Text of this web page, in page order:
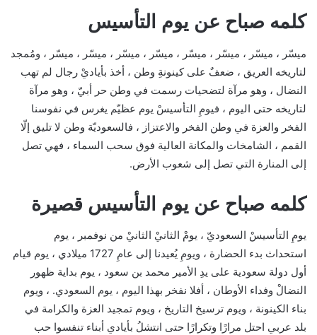
كلمه صباح عن يوم التأسيس
ميسّر ، ميسّر ، ميسّر ، ميسّر ، ميسّر ، ميسّر ، ميسّر ، ميسّر ، ومُمجد
لتاريخه العريق ، ضعفٌ على كينونةِ وطن ، أخذ بأياديْ رجال لم تهب
النضال ، وهو مرآة لتضحيات رسمت في وطن حر أبيّ ، وهو مرآة
لتاريخه حتى اليوم ، فيومِ التأسيسْ يوم عظيّم يغرس في نفوسنا
الفخر والعزة في وطن الفخر والاعتزاز ، فالسعوديّة وطن لا تليق إلّا
القمم ، الشامخات والمكانة العالية فوق سحب السماء ، فهي تصل
إلى المنارة التي تصل إلى شعوب الأرض.
كلمه صباح عن يوم التأسيس قصيرة
يومِ التأسيسْ السعوديّ ، يومْ الثانيْ الثانيْ من نوفمبر ، يوم
استحداث بدء الحضارة ، ويومِ يُعيدنا إلى عامِ 1727 ميلادي ، يوم قيام
أول دولة سعودية على يدِ الأمير محمد بن سعود ، يوم بداية ظهور
النضالْ وفداء الأوطان ، أفلا نفخر بهذا اليوم ، يوم السعودي. ، ويوم
بناء الكينونة ، ويوم ترسيخ التاريخ ، ويوم تمجيد العزة والكرامة في
بلد عربي احتل مرارًا وتكرارًا حتى انتشلُ بأيادي أبناء تنفسوا حب